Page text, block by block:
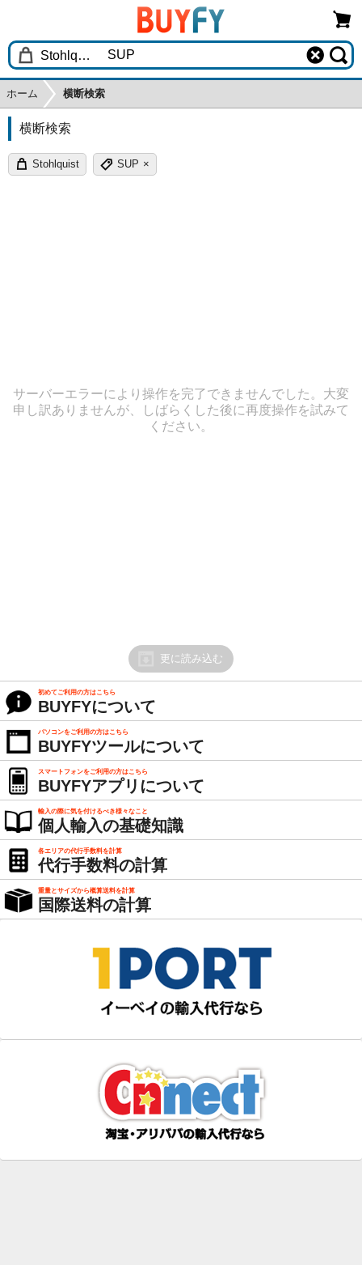
ホーム 横断検索
横断検索
Stohlquist SUP ×
サーバーエラーにより操作を完了できませんでした。大変
申し訳ありませんが、しばらくした後に再度操作を試みて
ください。
更に読み込む
初めてご利用の方はこちら
BUYFYについて
パソコンをご利用の方はこちら
BUYFYツールについて
スマートフォンをご利用の方はこちら
BUYFYアプリについて
輸入の際に気を付けるべき様々なこと
個人輸入の基礎知識
各エリアの代行手数料を計算
代行手数料の計算
重量とサイズから概算送料を計算
国際送料の計算